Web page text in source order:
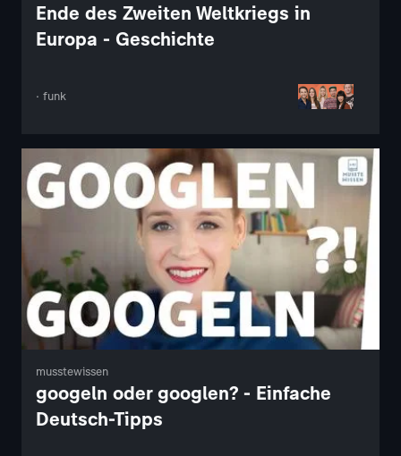
Ende des Zweiten Weltkriegs in
Europa - Geschichte
· funk
musstewissen
googeln oder googlen? - Einfache
Deutsch-Tipps